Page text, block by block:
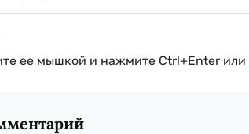
ее мышкой и нажмите Ctrl+Enter или